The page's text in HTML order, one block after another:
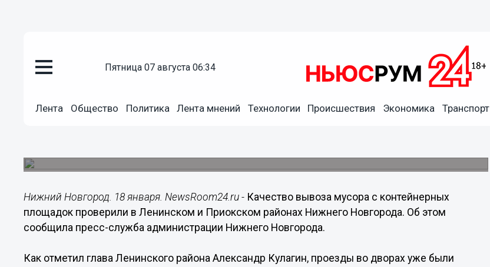
пятница 07 августа 06:34
Лента Общество Политика Лента мнений Технологии Происшествия Экономика Транспорт
Регоператору поручили вывезти мусор с контейнерных
Нижний Новгород. 18 января. NewsRoom24.ru - Качество вывоза мусора с контейнерных
площадок проверили в Ленинском и Приокском районах Нижнего Новгорода. Об этом
сообщила пресс-служба администрации Нижнего Новгорода.
Как отметил глава Ленинского района Александр Кулагин, проезды во дворах уже были